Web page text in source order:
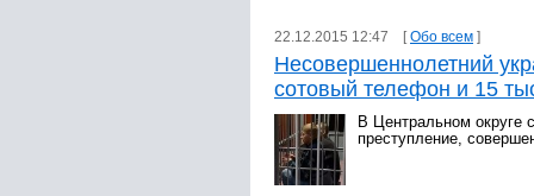
22.12.2015 12:47 [Обо всем ]
Несовершеннолетний
сотовый телефон и 15
В Центральном округе
преступление,